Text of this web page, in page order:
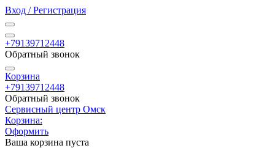
Вход / Регистрация
+79139712448
Обратный звонок
Корзина
+79139712448
Обратный звонок
Сервисный центр Омск
Корзина:
Оформить
Ваша корзина пуста